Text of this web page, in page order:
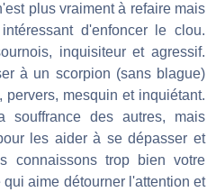
plus vraiment à refaire mais
d'enfoncer le clou.
inquisiteur et agressif.
à un scorpion (sans blague)
mesquin et inquiétant.
souffrance des autres, mais
les aider à se dépasser et
connaissons trop bien votre
aime détourner l'attention et